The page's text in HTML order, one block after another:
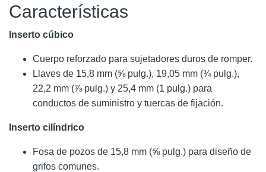
Características
Inserto cúbico
Cuerpo reforzado para sujetadores duros de romper.
Llaves de 15,8 mm (⅝ pulg.), 19,05 mm (¾ pulg.),
22,2 mm (⅞ pulg.) y 25,4 mm (1 pulg.) para
conductos de suministro y tuercas de fijación.
Inserto cilíndrico
Fosa de pozos de 15,8 mm (⅝ pulg.) para diseño de
grifos comunes.